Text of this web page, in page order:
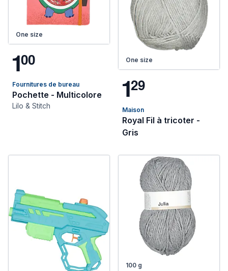
One size
100
Fournitures de bureau
Pochette - Multicolore
Lilo & Stitch
One size
129
Maison
Royal Fil à tricoter -
Gris
100 g